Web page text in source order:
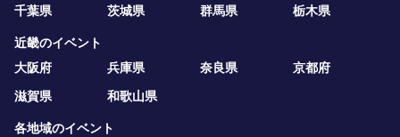
千葉県
茨城県 群馬県 栃木県
近畿のイベント
大阪府
兵庫県 奈良県
京都府
滋賀県
和歌山県
各地域のイベント